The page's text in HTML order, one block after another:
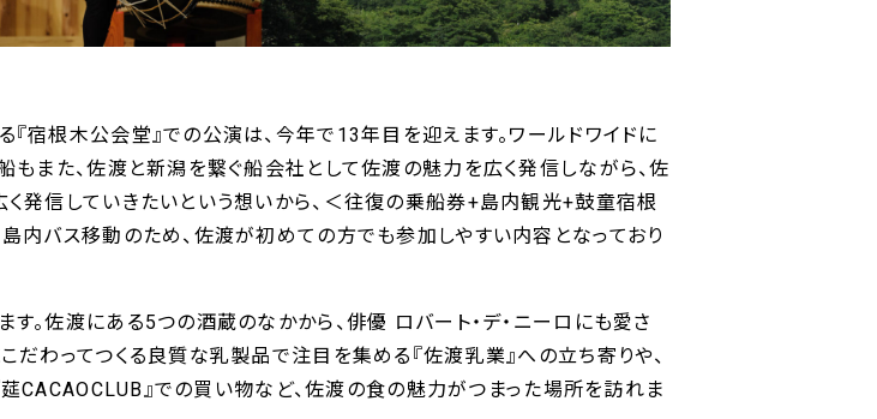
宿根木公会堂』での公演は、今年で13年目を迎えます。ワールドワイドに
もまた、佐渡と新潟を繋ぐ船会社として佐渡の魅力を広く発信しながら、佐
発信していきたいという想いから、＜往復の乗船券+島内観光+鼓童宿根
内バス移動のため、佐渡が初めての方でも参加しやすい内容となっており
。佐渡にある5つの酒蔵のなかから、俳優 ロバート・デ・ニーロにも愛さ
だわってつくる良質な乳製品で注目を集める『佐渡乳業』への立ち寄りや、
CACAOCLUB』での買い物など、佐渡の食の魅力がつまった場所を訪れま